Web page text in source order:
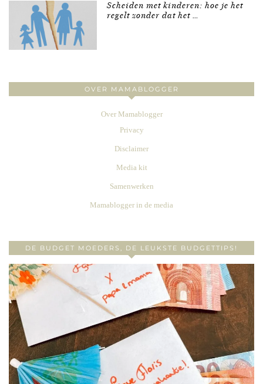
Scheiden met kinderen: hoe je het
regelt zonder dat het …
OVER MAMABLOGGER
Over Mamablogger
Privacy
Disclaimer
Media kit
Samenwerken
Mamablogger in de media
DE BUDGET MOEDERS, DE LEUKSTE BUDGETTIPS!